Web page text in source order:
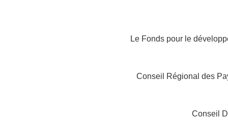
Le Fonds pour le
Conseil Régional des
Conseil